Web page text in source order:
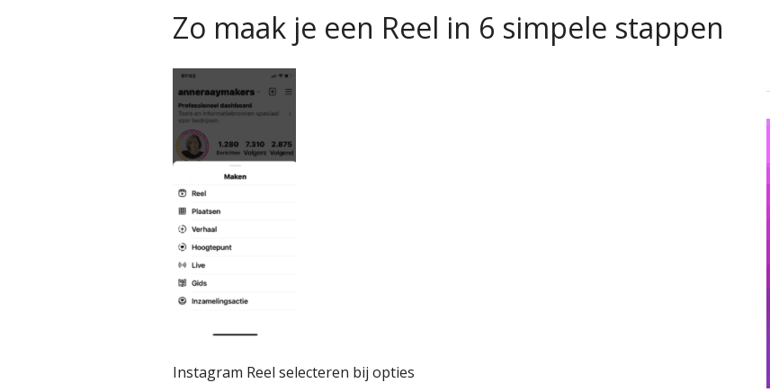
Zo maak je een Reel in 6 simpele stappen
Instagram Reel selecteren bij opties